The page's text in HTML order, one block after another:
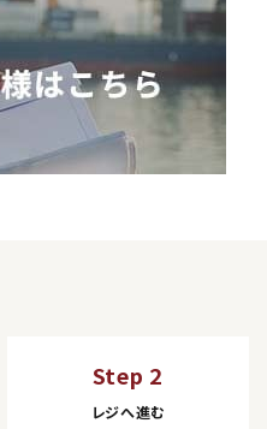
Step 2
レジへ進む